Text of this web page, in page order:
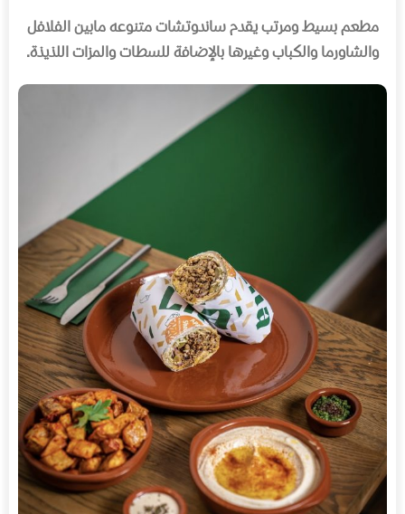
مطعم بسيط ومرتب يقدم ساندوتشات متنوعه مابين الفلافل
والشاورما والكباب وغيرها بالإضافة للسطات والمزات اللذيذة.